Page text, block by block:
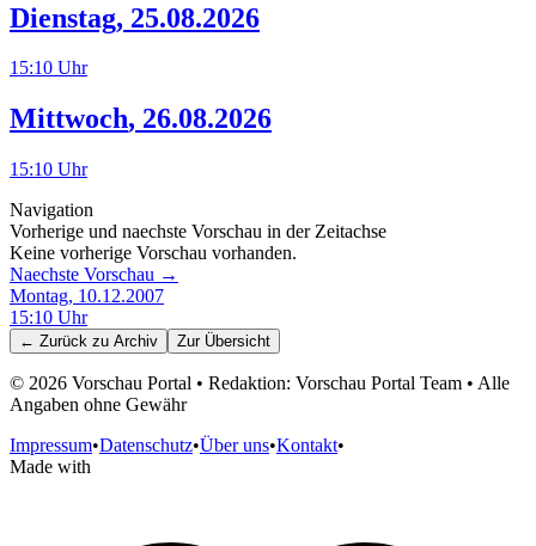
Dienstag, 25.08.2026
15:10 Uhr
Mittwoch, 26.08.2026
15:10 Uhr
Navigation
Vorherige und naechste Vorschau in der Zeitachse
Keine vorherige Vorschau vorhanden.
Naechste Vorschau →
Montag, 10.12.2007
15:10 Uhr
← Zurück zu Archiv Zur Übersicht
© 2026 Vorschau Portal • Redaktion: Vorschau Portal Team • Alle
Angaben ohne Gewähr
Impressum•Datenschutz•Über uns•Kontakt•
Made with